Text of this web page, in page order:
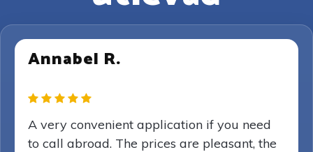
Annabel R.
A very convenient application if you need
to call abroad. The prices are pleasant, the